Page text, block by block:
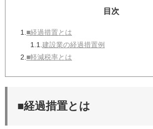
目次
1. ■経過措置とは
1.1. 建設業の経過措置例
2. ■軽減税率とは
■経過措置とは